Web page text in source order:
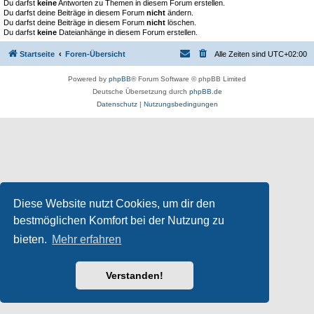
Diese Website nutzt Cookies, um dir den
bestmöglichen Komfort bei der Nutzung zu
bieten. Mehr erfahren
Verstanden!
Du darfst keineAntworten zu Themen in diesem Forum erstellen.
Du darfst deine Beiträge in diesem Forum nicht ändern.
Du darfst deine Beiträge in diesem Forum nicht löschen.
Du darfst keine Dateianhänge in diesem Forum erstellen.
Startseite Foren-Übersicht Alle Zeiten sind UTC+02:00
Powered by phpBB® Forum Software © phpBB Limited
Deutsche Übersetzung durch phpBB.de
Datenschutz| Nutzungsbedingungen